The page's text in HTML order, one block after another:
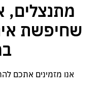
קוד משקל
קוד מהירות
נקה
מתנצלים,
שחיפשת
אנו מזמינים אתכם